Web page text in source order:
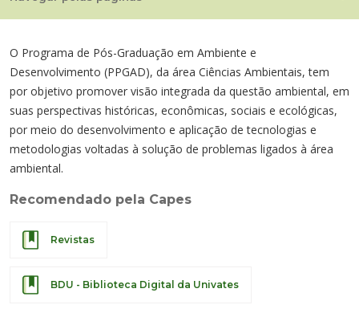
Cursos de Idiomas
Diplomados
Univates & Você - Comunidade
Escolas
O Programa de Pós-Graduação em Ambiente e
Desenvolvimento (PPGAD), da área Ciências Ambientais, tem
por objetivo promover visão integrada da questão ambiental, em
suas perspectivas históricas, econômicas, sociais e ecológicas,
por meio do desenvolvimento e aplicação de tecnologias e
metodologias voltadas à solução de problemas ligados à área
ambiental.
Recomendado pela Capes
Revistas
BDU - Biblioteca Digital da Univates